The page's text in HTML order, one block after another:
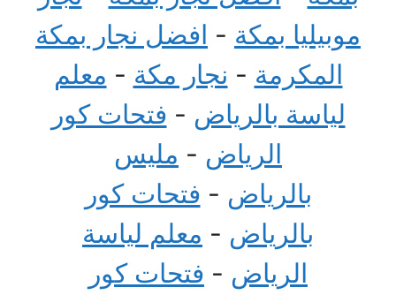
موبيليا بمكة - افضل نجار بمكة
المكرمة - نجار مكة - معلم
لياسة بالرياض - فتحات كور
الرياض - مليس
بالرياض - فتحات كور
بالرياض - معلم لياسة
الرياض - فتحات كور